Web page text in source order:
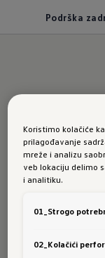
Podrška
Koristimo kolačiće
prilagođavanje
mreže i analizu
veb lokaciju delimo
i analitiku.
01_Strogo
02_Kolačići